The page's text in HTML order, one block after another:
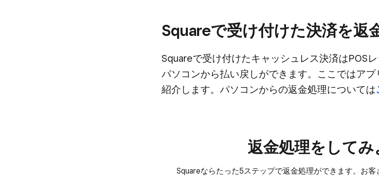
Squareで​受け付けた​決済を​返
Squareで​受け付けた​キャッシュレス決済は​POS
パソコンから​払い​戻しが​できます。​ここでは​ア
紹介します。​パソコンからの​返金処理に​ついては
返金処理を​してみ
Squareならたった​5ステップで​返金処理が​できます。​お客